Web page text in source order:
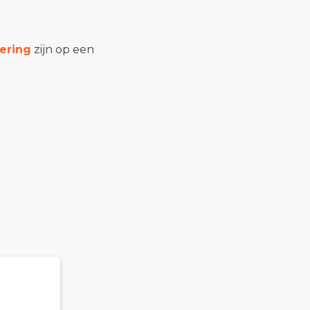
zijn op een